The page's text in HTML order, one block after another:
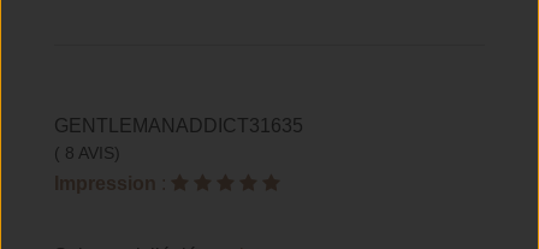
GENTLEMANADDICT31635
( 8 AVIS)
Impression :